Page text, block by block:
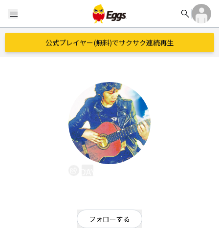
menu search
公式プレイヤー(無料)でサクサク連続再生
フォローする